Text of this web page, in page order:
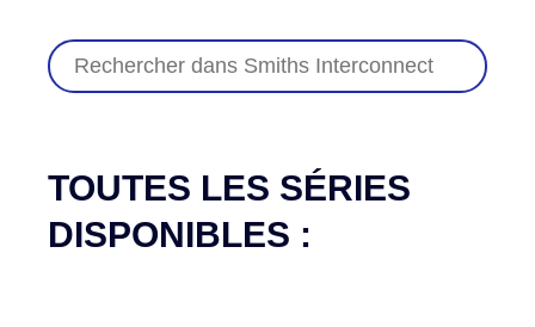
TOUTES LES SÉRIES
DISPONIBLES :